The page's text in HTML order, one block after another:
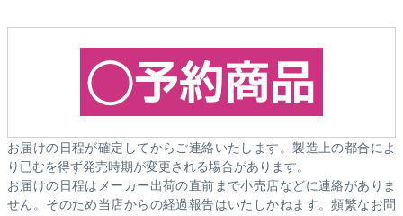
お届けの日程が確定してからご連絡いたします。製造上の都合によ
り已むを得ず発売時期が変更される場合があります。
お届けの日程はメーカー出荷の直前まで小売店などに連絡がありま
せん。そのため当店からの経過報告はいたしかねます。頻繁なお問